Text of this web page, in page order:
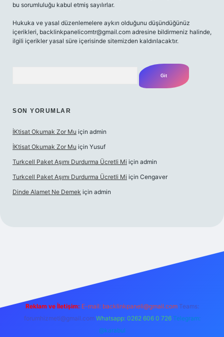
bu sorumluluğu kabul etmiş sayılırlar.
Hukuka ve yasal düzenlemelere aykırı olduğunu düşündüğünüz
içerikleri, backlinkpanelicomtr@gmail.com adresine bildirmeniz halinde,
ilgili içerikler yasal süre içerisinde sitemizden kaldırılacaktır.
SON YORUMLAR
İKtisat Okumak Zor Mu için admin
İKtisat Okumak Zor Mu için Yusuf
Turkcell Paket Aşımı Durdurma Ücretli Mi için admin
Turkcell Paket Aşımı Durdurma Ücretli Mi için Cengaver
Dinde Alamet Ne Demek için admin
Reklam ve İletişim: E-mail: backlinkpaneli@gmail.com Teams:
forumhizmeti@gmail.com Whatsapp: 0262 606 0 726 Telegram:
@karabul